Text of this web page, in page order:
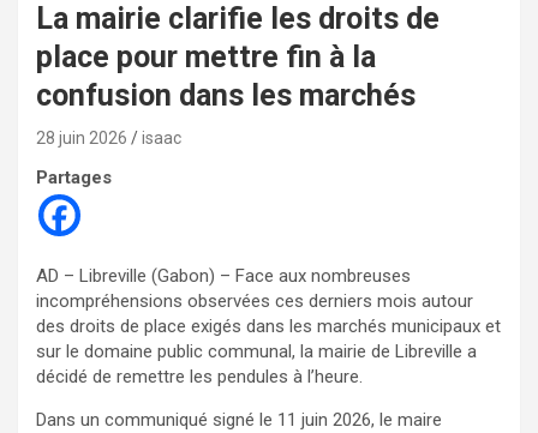
La mairie clarifie les droits de
place pour mettre fin à la
confusion dans les marchés
28 juin 2026 isaac
Partages
AD – Libreville (Gabon) – Face aux nombreuses
incompréhensions observées ces derniers mois autour
des droits de place exigés dans les marchés municipaux et
sur le domaine public communal, la mairie de Libreville a
décidé de remettre les pendules à l’heure.
Dans un communiqué signé le 11 juin 2026, le maire